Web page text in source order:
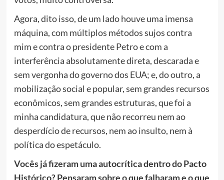
Agora, dito isso, de um lado houve uma imensa
máquina, com múltiplos métodos sujos contra
mim e contra o presidente Petro e com a
interferência absolutamente direta, descarada e
sem vergonha do governo dos EUA; e, do outro, a
mobilização social e popular, sem grandes recursos
econômicos, sem grandes estruturas, que foi a
minha candidatura, que não recorreu nem ao
desperdício de recursos, nem ao insulto, nem à
política do espetáculo.
Vocês já fizeram uma autocrítica dentro do Pacto
Histórico? Pensaram sobre o que falharam e o que